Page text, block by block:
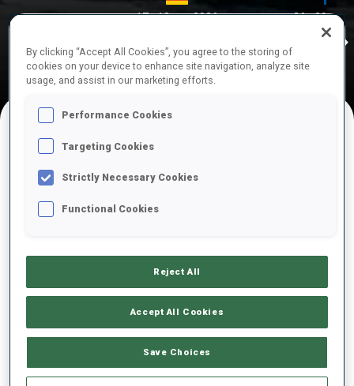
17—18 oct. 2026
26—29 nov.
IDREIdre
COMPÉTITIONS À VENIR
17
SUPER SPRINT QUAL. FEMMES
Programmé
sam.10:20
SUPER SPRINT QUAL. HOMMES
Programmé
By clicking “Accept All Cookies”, you agree to the storing of
cookies on your device to enhance site navigation, analyze site
usage, and assist in our marketing efforts.
Performance Cookies
Targeting Cookies
Strictly Necessary Cookies
Functional Cookies
Reject All
Accept All Cookies
Save Choices